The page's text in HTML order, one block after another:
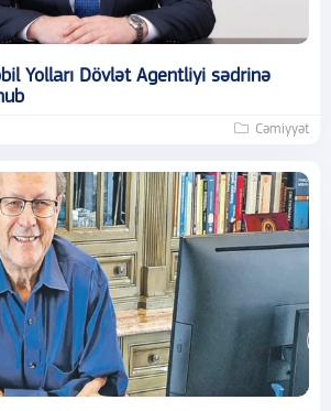
Yolları Dövlət Agentliyi sədrinə
Cəmiyyət